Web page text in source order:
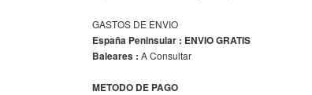
GASTOS DE ENVIO
España Peninsular : ENVIO GRATIS
Baleares : A Consultar
METODO DE PAGO